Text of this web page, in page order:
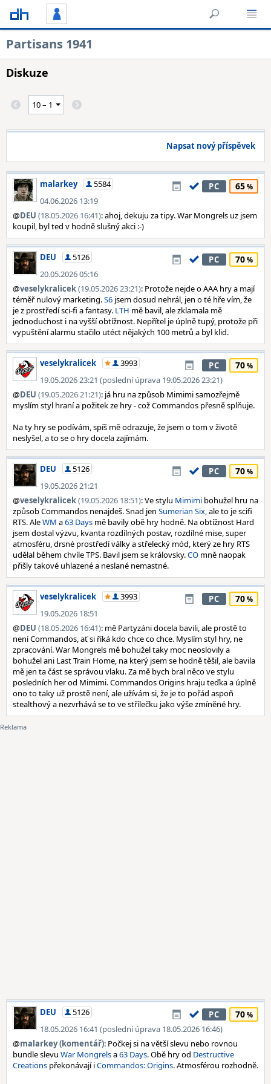
Partisans 1941
Diskuze
Napsat nový příspěvek
malarkey
5584
04.06.2026 13:19
PC 65
@DEU (18.05.2026 16:41): ahoj, dekuju za tipy. War Mongrels uz jsem
koupil, byl ted v hodně slušný akci :-)
DEU
5126
20.05.2026 05:16
PC 70
@veselykralicek(19.05.2026 23:21): Protože nejde o AAA hry a mají
téměř nulový marketing.S6 jsem dosud nehrál, jen o té hře vím, že
je z prostředí sci-fi a fantasy. LTH mě bavil, ale zklamala mě
jednoduchost i na vyšší obtížnost. Nepřítel je úplně tupý, protože při
vypuštění alarmu stačilo utéct nějakých 100 metrů a byl klid.
veselykralicek
3993
19.05.2026 23:21 (poslední úprava 19.05.2026 23:21)
PC 70
@DEU (19.05.2026 21:21): já hru na způsob Mimimi samozřejmě
myslím styl hraní a požitek ze hry - což Commandos přesně splňuje.
Na ty hry se podívám, spíš mě odrazuje, že jsem o tom v životě
neslyšel, a to se o hry docela zajímám.
DEU
5126
19.05.2026 21:21
PC 70
@veselykralicek(19.05.2026 18:51): Ve stylu Mimimi bohužel hru na
způsob Commandos nenajdeš. Snad jen Sumerian Six, ale to je scifi
RTS. AleWM a63 Days mě bavily obě hry hodně. Na obtížnost Hard
jsem dostal výzvu, kvanta rozdílných postav, rozdílné mise, super
atmosféru, drsné prostředí války a střelecký mód, který ze hry RTS
udělal během chvíle TPS. Bavil jsem se královsky.CO mně naopak
přišly takové uhlazené a neslané nemastné.
veselykralicek
3993
19.05.2026 18:51
PC 70
@DEU (18.05.2026 16:41): mě Partyzáni docela bavili, ale prostě to
není Commandos, ať si říká kdo chce co chce. Myslím styl hry, ne
zpracování. War Mongrels mě bohužel taky moc neoslovily a
bohužel ani Last Train Home, na který jsem se hodně těšil, ale bavila
mě jen ta část se správou vlaku. Za mě bych bral něco ve stylu
posledních her od Mimimi. Commandos Origins hraju teďka a úplně
ono to taky už prostě není, ale užívám si, že je to pořád aspoň
stealthový a nezvrhává se to ve střílečku jako výše zmíněné hry.
DEU
5126
18.05.2026 16:41 (poslední úprava 18.05.2026 16:46)
PC 70
@malarkey (komentář): Počkej si na větší slevu nebo rovnou
bundle slevu War Mongrelsa63 Days. Obě hry od Destructive
Creations překonávají iCommandos: Origins. Atmosférou rozhodně.